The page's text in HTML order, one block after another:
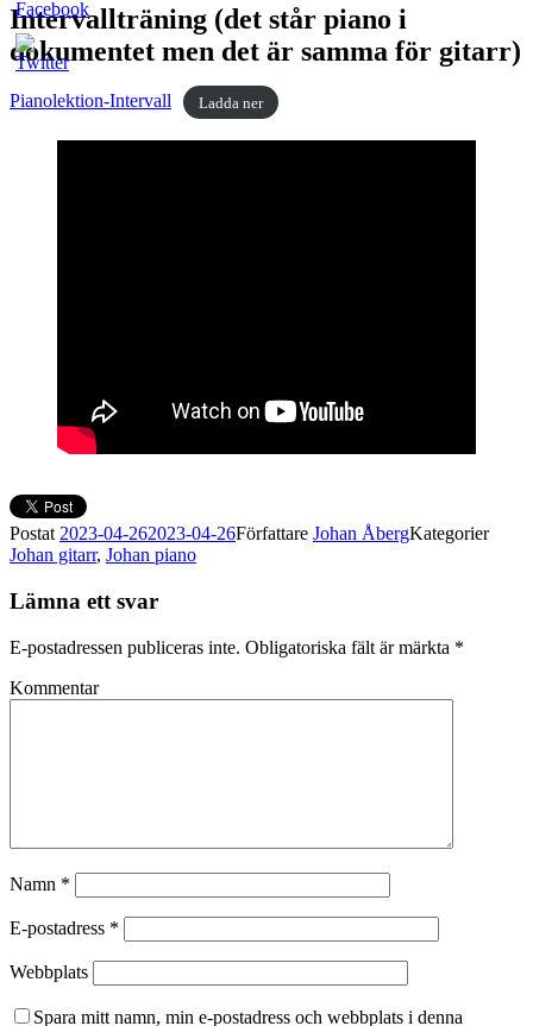
Intervallträning (det står piano i
dokumentet men det är samma för gitarr)
Pianolektion-Intervall Ladda ner
Postat2023-04-262023-04-26Författare Johan ÅbergKategorier
Johan gitarr, Johan piano
Lämna ett svar
E-postadressen publiceras inte. Obligatoriska fält är märkta *
Kommentar
Namn *
E-postadress *
Webbplats
Spara mitt namn, min e-postadress och webbplats i denna